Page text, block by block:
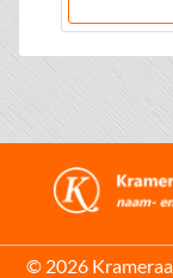
© 2026